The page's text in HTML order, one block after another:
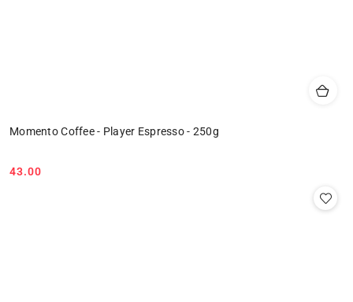
Momento Coffee - Player Espresso - 250g
Cena:
43.00